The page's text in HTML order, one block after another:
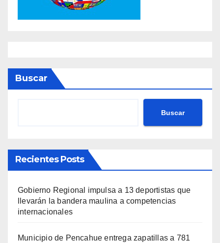
Buscar
Buscar
Recientes Posts
Gobierno Regional impulsa a 13 deportistas que
llevarán la bandera maulina a competencias
internacionales
Municipio de Pencahue entrega zapatillas a 781